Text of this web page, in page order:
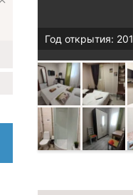
Год открытия: